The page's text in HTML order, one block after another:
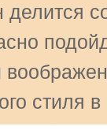
стиля в